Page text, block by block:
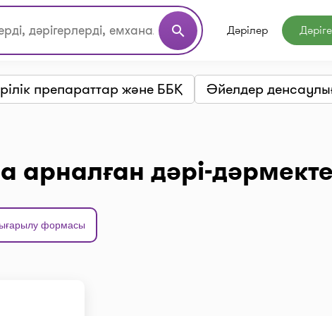
search Дәрілер
препараттар және ББҚ Әйелдер
арналған дәрі-
формасы